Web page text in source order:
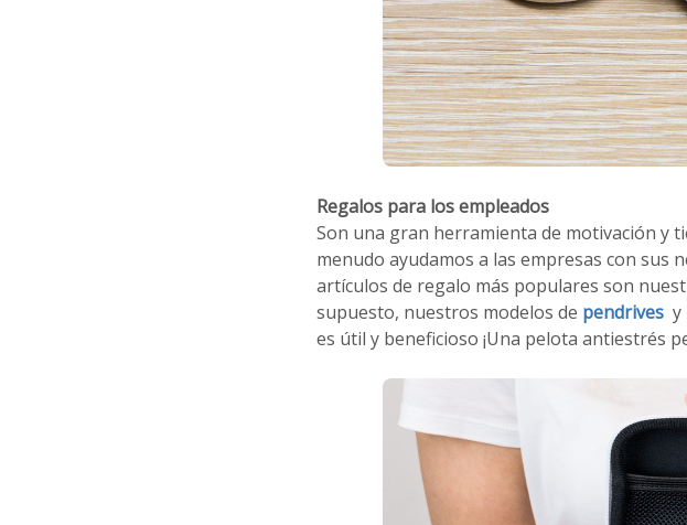
Regalos para los empleados
Son una gran herramienta de motivación y
menudo ayudamos a las empresas con sus
artículos de regalo más populares son
supuesto, nuestros modelos de pendrives y
es útil y beneficioso ¡Una pelota antiestrés